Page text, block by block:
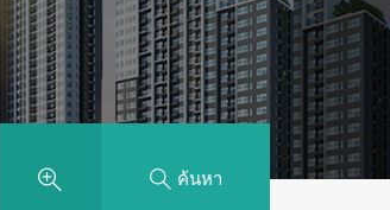
ค้นหา